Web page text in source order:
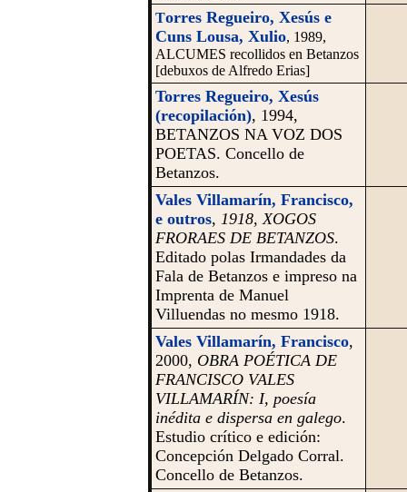
Torres Regueiro, Xesús e
Cuns Lousa, Xulio, 1989,
ALCUMES recollidos en Betanzos
[debuxos de Alfredo Erias]
Torres Regueiro, Xesús
(recopilación), 1994,
BETANZOS NA VOZ DOS
POETAS. Concello de
Betanzos.
Vales Villamarín, Francisco,
e outros, 1918, XOGOS
FRORAES DE BETANZOS.
Editado polas Irmandades da
Fala de Betanzos e impreso na
Imprenta de Manuel
Villuendas no mesmo 1918.
Vales Villamarín, Francisco,
2000, OBRA POÉTICA DE
FRANCISCO VALES
VILLAMARÍN: I, poesía
inédita e dispersa en galego.
Estudio crítico e edición:
Concepción Delgado Corral.
Concello de Betanzos.